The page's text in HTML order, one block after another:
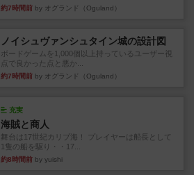
約7時間前 by オグランド（Oguland）
ノイシュヴァンシュタイン城の設計図
ボードゲームを1,000個以上持っているユーザー視
点で良かった点と悪か...
約7時間前 by オグランド（Oguland）
充実
海賊と商人
舞台は17世紀カリブ海！ プレイヤーは船長として
1隻の船を駆り・・17...
約8時間前 by yuishi